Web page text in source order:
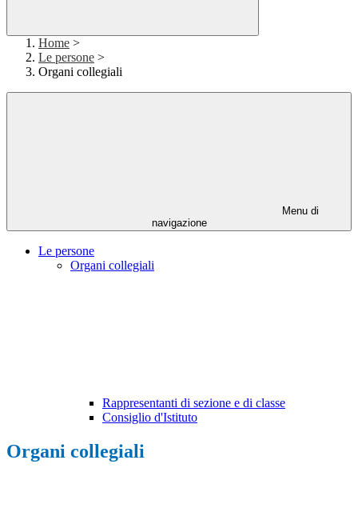
Home >
Le persone >
Organi collegiali
Menu di
navigazione
Le persone
Organi collegiali
Rappresentanti di sezione e di classe
Consiglio d'Istituto
Organi collegiali